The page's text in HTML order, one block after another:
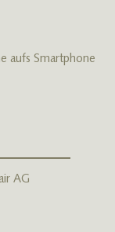
aufs Smartphone
AG